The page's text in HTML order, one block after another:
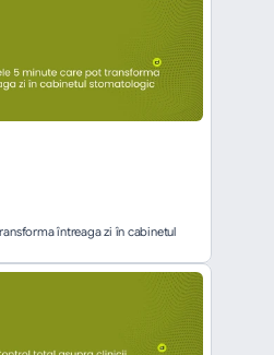
întreaga zi în cabinetul